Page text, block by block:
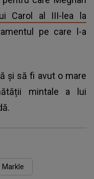
Carol al III-lea la
pe care l-a
și să fi avut o mare
mintale a lui
Markle